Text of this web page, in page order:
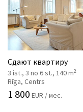
Сдают квартиру
3 ist., 3 no 6 st., 140 m2
Rīga, Centrs
1 800 EUR / мес.